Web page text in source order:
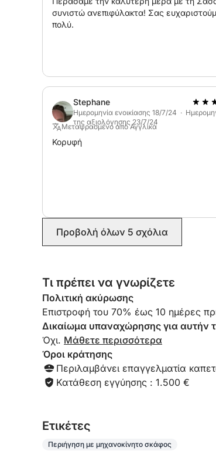
Στο λιμάνι Poltu Quatu, θα βρείτε
Cala Coticcio, Golfo del Pevero, Cala
για μια αξέχαστη μέρα ανάμεσα
Με την επιστροφή σας, μπορείτε να
εστιατόρια του γοητευτικού χωριού
Σας περιμένουμε με χαρά! :)
συνιστώ ανεπιφύλακτα! Σας
πολύ.
Stephane
Ημερομηνία ενοικίασης 18/7/24 ·
της αξιολόγησης 23/7/24
Μεταφρασμένο από Αγγλικά
Κορυφή
Προβολή όλων 5 σχόλια
Τι πρέπει να γνωρίζετε
Πολιτική ακύρωσης
Επιστροφή του 70% έως 10 ημέρες
Δικαίωμα υπαναχώρησης για αυτήν
Όχι. Μάθετε περισσότερα
Όροι κράτησης
Περιλαμβάνει επαγγελματία
Κατάθεση εγγύησης : 1.500 €
Eτικέτες
Περιήγηση με μηχανοκίνητο σκάφος